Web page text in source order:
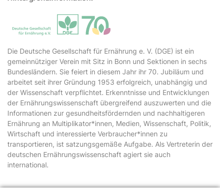
Die Deutsche Gesellschaft für Ernährung e. V. (DGE) ist ein
gemeinnütziger Verein mit Sitz in Bonn und Sektionen in sechs
Bundesländern. Sie feiert in diesem Jahr ihr 70. Jubiläum und
arbeitet seit ihrer Gründung 1953 erfolgreich, unabhängig und
der Wissenschaft verpflichtet. Erkenntnisse und Entwicklungen
der Ernährungswissenschaft übergreifend auszuwerten und die
Informationen zur gesundheitsfördernden und nachhaltigeren
Ernährung an Multiplikator*innen, Medien, Wissenschaft, Politik,
Wirtschaft und interessierte Verbraucher*innen zu
transportieren, ist satzungsgemäße Aufgabe. Als Vertreterin der
deutschen Ernährungswissenschaft agiert sie auch
international.